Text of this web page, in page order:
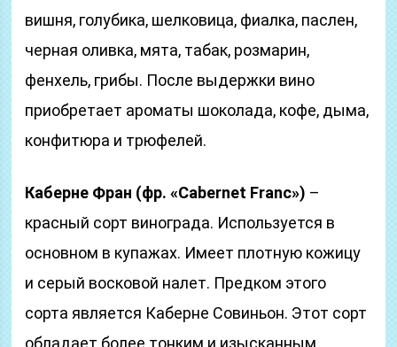
вишня, голубика, шелковица, фиалка, паслен,
черная оливка, мята, табак, розмарин,
фенхель, грибы. После выдержки вино
приобретает ароматы шоколада, кофе, дыма,
конфитюра и трюфелей.
Каберне Фран (фр. «Cabernet Franc») –
красный сорт винограда. Используется в
основном в купажах. Имеет плотную кожицу
и серый восковой налет. Предком этого
сорта является Каберне Совиньон. Этот сорт
обладает более тонким и изысканным